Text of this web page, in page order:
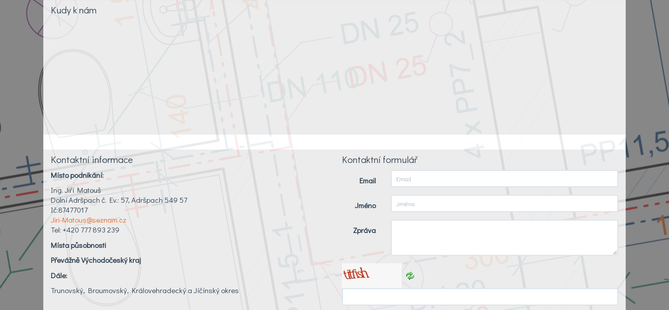
Kudy k nám
Kontaktní informace
Místo podnikání:
Ing. Jiří Matouš
Dolní Adršpach č. Ev.: 57, Adršpach 549 57
Ič:87477017
Jiri-Matous@seznam.cz
Tel: +420 777 893 239
Místa působnosti
Převážně Východočeský kraj
Dále:
Trunovský, Broumovský, Královehradecký a Jíčínský okres
Kontaktní formulář
Email
Jméno
Zpráva